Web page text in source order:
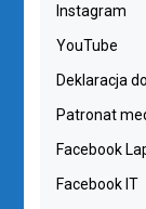
Instagram
YouTube
Deklaracja
Patronat
Facebook
Facebook IT